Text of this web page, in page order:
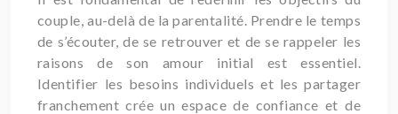
couple, au-delà de la parentalité. Prendre le temps
de s’écouter, de se retrouver et de se rappeler les
raisons de son amour initial est essentiel.
Identifier les besoins individuels et les partager
franchement crée un espace de confiance et de